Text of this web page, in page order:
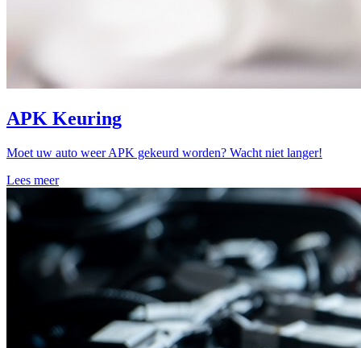
APK Keuring
Moet uw auto weer APK gekeurd worden? Wacht niet langer!
Lees meer